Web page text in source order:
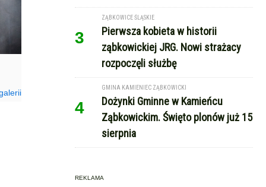
3
ZĄBKOWICE ŚLĄSKIE
Pierwsza kobieta w historii
ząbkowickiej JRG. Nowi strażacy
rozpoczęli służbę
4
GMINA KAMIENIEC ZĄBKOWICKI
Dożynki Gminne w Kamieńcu
Ząbkowickim. Święto plonów już 15
sierpnia
REKLAMA